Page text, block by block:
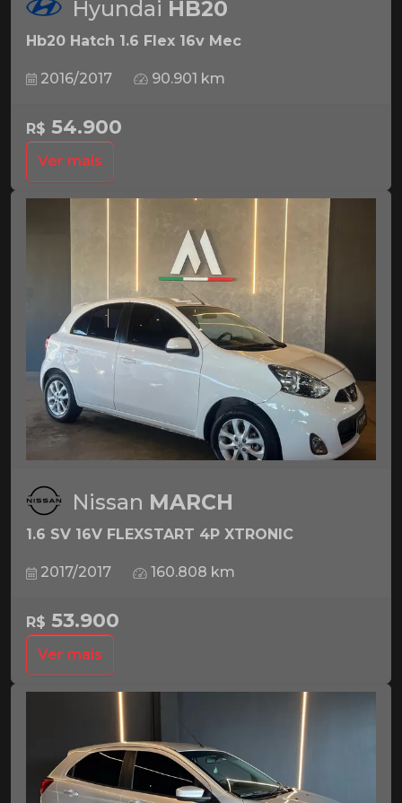
Hyundai HB20
Hb20 Hatch 1.6 Flex 16v Mec
2016/2017 90.901 km
R$ 54.900
Ver mais
Nissan MARCH
1.6 SV 16V FLEXSTART 4P XTRONIC
2017/2017 160.808 km
R$ 53.900
Ver mais